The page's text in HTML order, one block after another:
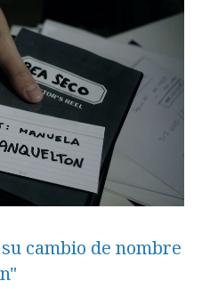
cambio de nombre